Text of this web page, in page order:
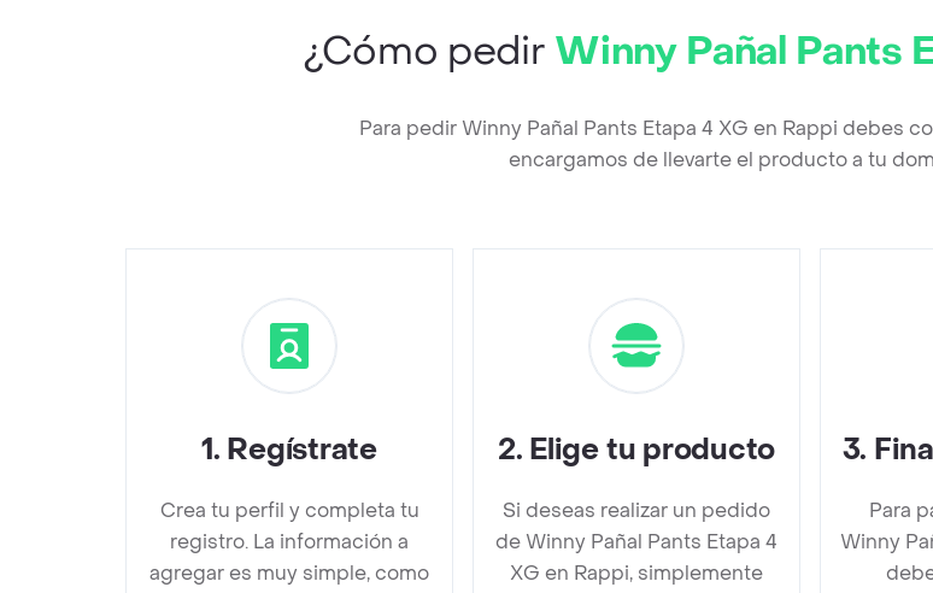
¿Cómo pedir Winny Pañal Pants
Para pedir Winny Pañal Pants Etapa 4 XG en Rappi debes
encargamos de llevarte el producto a tu
1. Regístrate
Crea tu perfil y completa tu
registro. La información a
agregar es muy simple, como
2. Elige tu producto
Si deseas realizar un pedido
de Winny Pañal Pants Etapa 4
XG en Rappi, simplemente
3.
Para
Winny